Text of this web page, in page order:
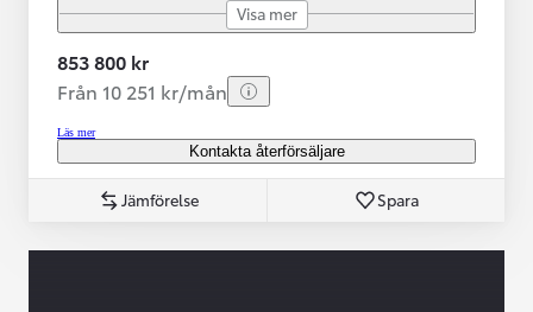
Visa mer
853 800 kr
Från 10 251 kr/mån
Läs mer
Kontakta återförsäljare
Jämförelse Spara